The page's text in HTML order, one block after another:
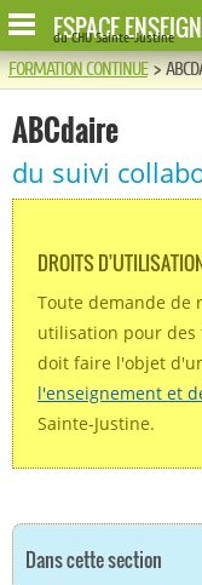
ESPACE
du CHU Sainte-Justine
FORMATION CONTINUE>
ABCdaire
du suivi
DROITS
Toute demande de
utilisation pour des
doit faire l'objet
l'enseignement et
Sainte-Justine.
Dans cette section